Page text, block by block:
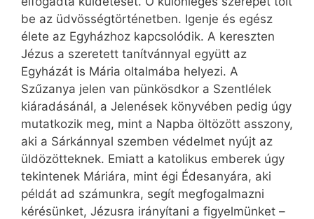
be az üdvösségtörténetben. Igenje és egész
élete az Egyházhoz kapcsolódik. A kereszten
Jézus a szeretett tanítvánnyal együtt az
Egyházát is Mária oltalmába helyezi. A
Szűzanya jelen van pünkösdkor a Szentlélek
kiáradásánál, a Jelenések könyvében pedig úgy
mutatkozik meg, mint a Napba öltözött asszony,
aki a Sárkánnyal szemben védelmet nyújt az
üldözötteknek. Emiatt a katolikus emberek úgy
tekintenek Máriára, mint égi Édesanyára, aki
példát ad számunkra, segít megfogalmazni
kérésünket, Jézusra irányítani a figyelmünket –